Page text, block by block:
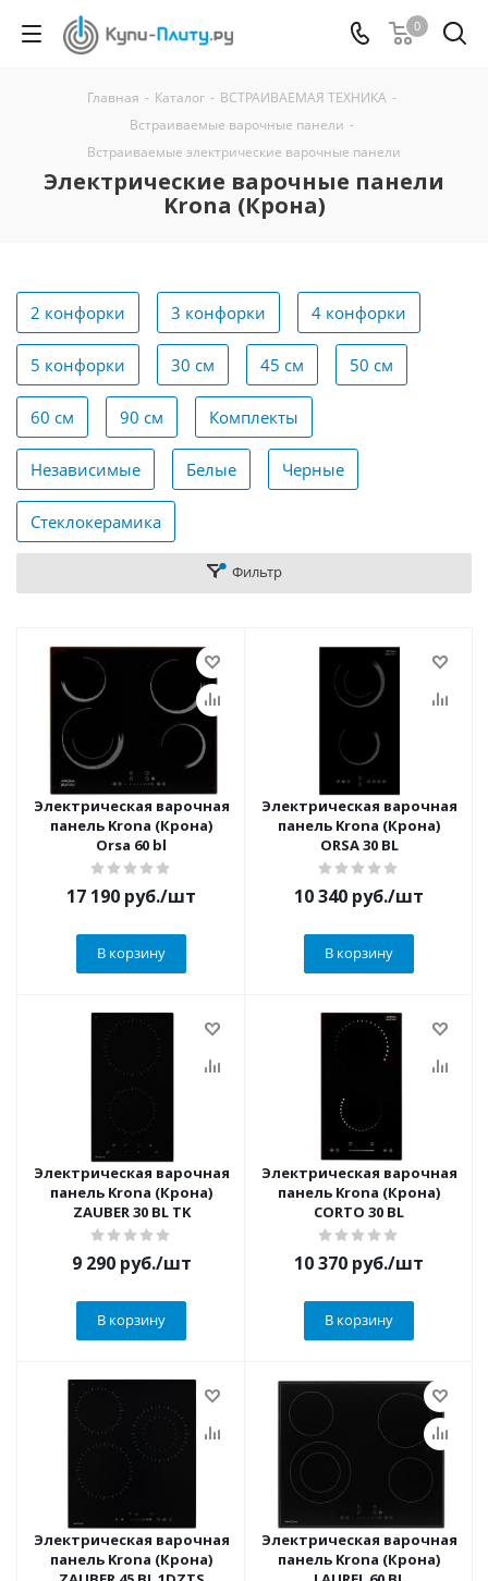
0
Главная - Каталог - ВСТРАИВАЕМАЯ ТЕХНИКА -
Встраиваемые варочные панели -
Встраиваемые электрические варочные панели
Электрические варочные панели
Krona (Крона)
2 конфорки 3 конфорки 4 конфорки
5 конфорки 30 см 45 см 50 см
60 см 90 см Комплекты
Независимые Белые Черные
Стеклокерамика
Фильтр
Электрическая варочная
панель Krona (Крона)
Orsa 60 bl
17 190 руб./шт
В корзину
Электрическая варочная
панель Krona (Крона)
ORSA 30 BL
10 340 руб./шт
В корзину
Электрическая варочная
панель Krona (Крона)
ZAUBER 30 BL TK
9 290руб./шт
В корзину
Электрическая варочная
панель Krona (Крона)
CORTO 30 BL
10 370 руб./шт
В корзину
Электрическая варочная
панель Krona (Крона)
Электрическая варочная
панель Krona (Крона)